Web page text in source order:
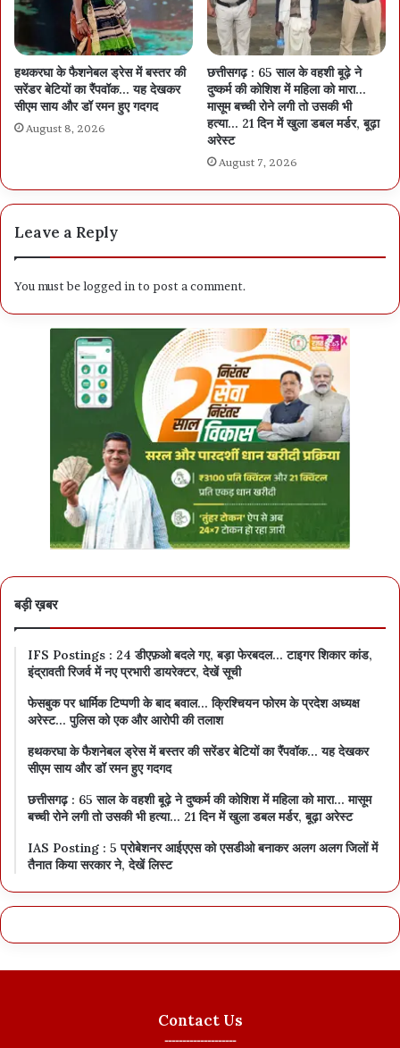
हथकरघा के फैशनेबल ड्रेस में बस्तर की
सरेंडर बेटियों का रैंपवॉक… यह देखकर
सीएम साय और डॉ रमन हुए गदगद
August 8, 2026
छत्तीसगढ़ : 65 साल के वहशी बूढ़े ने
दुष्कर्म की कोशिश में महिला को मारा…
मासूम बच्ची रोने लगी तो उसकी भी
हत्या… 21 दिन में खुला डबल मर्डर, बूढ़ा
अरेस्ट
August 7, 2026
Leave a Reply
You must belogged into post a comment.
बड़ी ख़बर
IFS Postings : 24 डीएफ़ओ बदले गए, बड़ा फेरबदल… टाइगर शिकार कांड,
इंद्रावती रिजर्व में नए प्रभारी डायरेक्टर, देखें सूची
फेसबुक पर धार्मिक टिप्पणी के बाद बवाल… क्रिश्चियन फोरम के प्रदेश अध्यक्ष
अरेस्ट… पुलिस को एक और आरोपी की तलाश
हथकरघा के फैशनेबल ड्रेस में बस्तर की सरेंडर बेटियों का रैंपवॉक… यह देखकर
सीएम साय और डॉ रमन हुए गदगद
छत्तीसगढ़ : 65 साल के वहशी बूढ़े ने दुष्कर्म की कोशिश में महिला को मारा… मासूम
बच्ची रोने लगी तो उसकी भी हत्या… 21 दिन में खुला डबल मर्डर, बूढ़ा अरेस्ट
IAS Posting : 5 प्रोबेशनर आईएएस को एसडीओ बनाकर अलग अलग जिलों में
तैनात किया सरकार ने, देखें लिस्ट
Contact Us
--------------------